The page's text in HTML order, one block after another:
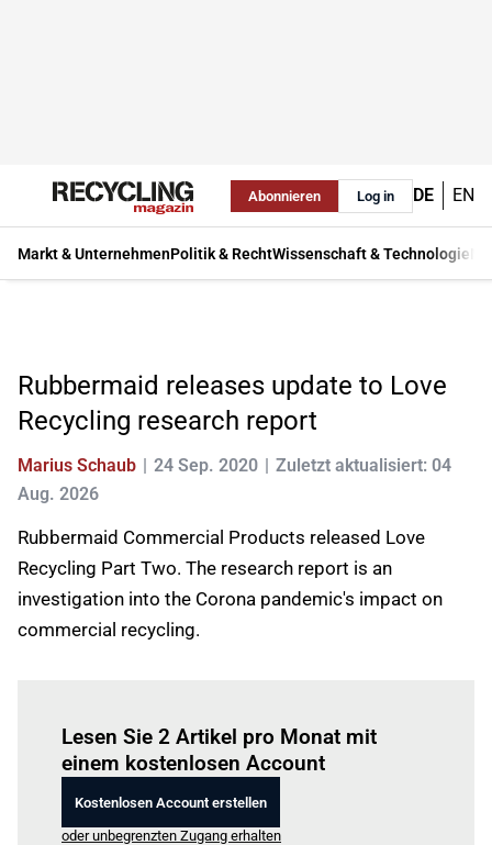
Abonnieren Log in DE EN
Markt & UnternehmenPolitik & RechtWissenschaft & Technologie
Rubbermaid releases update to Love
Recycling research report
Marius Schaub 24 Sep. 2020
Zuletzt aktualisiert: 04
Aug. 2026
Rubbermaid Commercial Products released Love
Recycling Part Two. The research report is an
investigation into the Corona pandemic's impact on
commercial recycling.
Lesen Sie 2 Artikel pro Monat mit
einem kostenlosen Account
Kostenlosen Account erstellen
oder unbegrenzten Zugang erhalten